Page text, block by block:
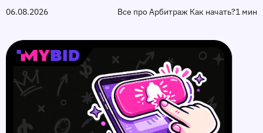
06.08.2026 Все про Арбитраж Как начать?1 мин